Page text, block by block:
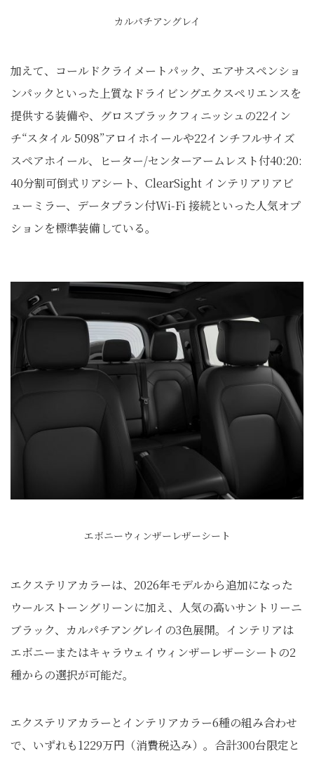
カルパチアングレイ
加えて、コールドクライメートパック、エアサスペンショ
ンパックといった上質なドライビングエクスペリエンスを
提供する装備や、グロスブラックフィニッシュの22イン
チ“スタイル 5098”アロイホイールや22インチフルサイズ
スペアホイール、ヒーター/センターアームレスト付40:20:
40分割可倒式リアシート、ClearSight インテリアリアビ
ューミラー、データプラン付Wi-Fi 接続といった人気オプ
ションを標準装備している。
エボニーウィンザーレザーシート
エクステリアカラーは、2026年モデルから追加になった
ウールストーングリーンに加え、人気の高いサントリーニ
ブラック、カルパチアングレイの3色展開。インテリアは
エボニーまたはキャラウェイウィンザーレザーシートの2
種からの選択が可能だ。
エクステリアカラーとインテリアカラー6種の組み合わせ
で、いずれも1229万円（消費税込み）。合計300台限定と